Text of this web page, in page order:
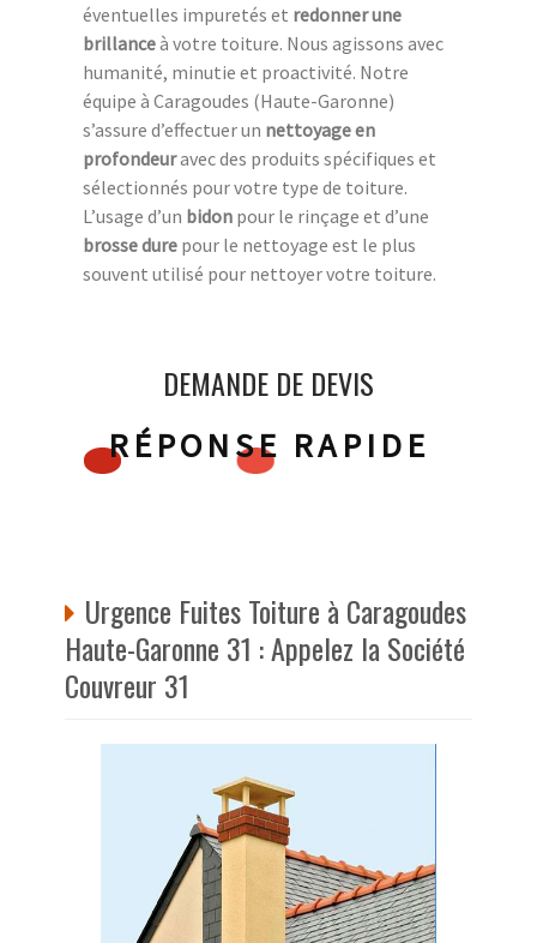
éventuelles impuretés et redonner une
brillanceà votre toiture. Nous agissons avec
humanité, minutie et proactivité. Notre
équipe à Caragoudes (Haute-Garonne)
s’assure d’effectuer un nettoyage en
profondeuravec des produits spécifiques et
sélectionnés pour votre type de toiture.
L’usage d’un bidon pour le rinçage et d’une
brosse dure pour le nettoyage est le plus
souvent utilisé pour nettoyer votre toiture.
DEMANDE DE DEVIS
RÉPONSE RAPIDE
Urgence Fuites Toiture à Caragoudes
Haute-Garonne 31 : Appelez la Société
Couvreur 31